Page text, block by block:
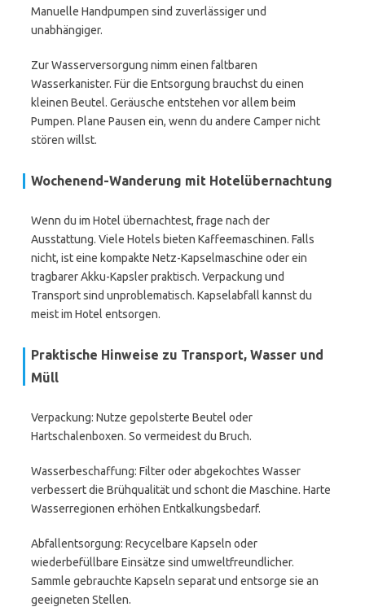
Manuelle Handpumpen sind zuverlässiger und
unabhängiger.
Zur Wasserversorgung nimm einen faltbaren
Wasserkanister. Für die Entsorgung brauchst du einen
kleinen Beutel. Geräusche entstehen vor allem beim
Pumpen. Plane Pausen ein, wenn du andere Camper nicht
stören willst.
Wochenend-Wanderung mit Hotelübernachtung
Wenn du im Hotel übernachtest, frage nach der
Ausstattung. Viele Hotels bieten Kaffeemaschinen. Falls
nicht, ist eine kompakte Netz-Kapselmaschine oder ein
tragbarer Akku-Kapsler praktisch. Verpackung und
Transport sind unproblematisch. Kapselabfall kannst du
meist im Hotel entsorgen.
Praktische Hinweise zu Transport, Wasser und
Müll
Verpackung: Nutze gepolsterte Beutel oder
Hartschalenboxen. So vermeidest du Bruch.
Wasserbeschaffung: Filter oder abgekochtes Wasser
verbessert die Brühqualität und schont die Maschine. Harte
Wasserregionen erhöhen Entkalkungsbedarf.
Abfallentsorgung: Recycelbare Kapseln oder
wiederbefüllbare Einsätze sind umweltfreundlicher.
Sammle gebrauchte Kapseln separat und entsorge sie an
geeigneten Stellen.